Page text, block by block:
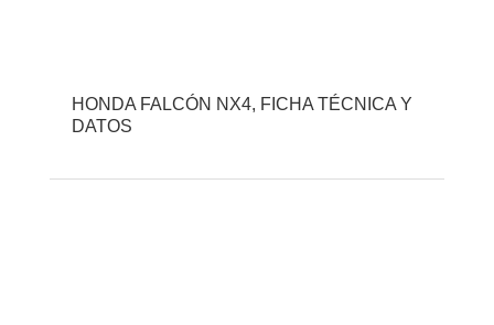
HONDA FALCÓN NX4, FICHA TÉCNICA Y
DATOS